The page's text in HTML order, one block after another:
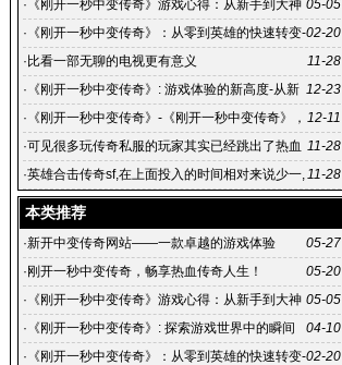
传奇-《刚开一秒中变传奇》游戏攻略：如何快速成为游
戏中的
05-05
· 《刚开一秒中变传奇》游戏心得：从新手到大神
的蜕变之路
02-20
· 《刚开一秒中变传奇》：从零到英雄的快速转变-
《刚开一秒中变传奇》背后的传奇故事
11-28
· 比看一部无聊的电视更有意义
12-23
· 《刚开一秒中变传奇》: 游戏体验的新高度-从新
手到传奇:《刚开一秒中变传奇》的游戏攻略
12-11
· 《刚开一秒中变传奇》-《刚开一秒中变传奇》，
小说简介和背景
11-28
·可见很多玩传奇私服的玩家其实已经跳出了热血
传奇的
11-28
·英雄合击传奇sf,在上面投入的时间相对来说少一,
英雄合击传奇sf 些
本类推荐
05-27
·新开中变传奇网站——一款卓越的游戏体验
05-20
·刚开一秒中变传奇，畅享热血传奇人生！
05-05
· 《刚开一秒中变传奇》游戏心得：从新手到大神
的蜕变之路
04-10
· 《刚开一秒中变传奇》: 探索游戏世界中的瞬间
传奇-《刚开一秒中变传奇》游戏攻略：如何快速成为游
02-20
· 《刚开一秒中变传奇》：从零到英雄的快速转变-